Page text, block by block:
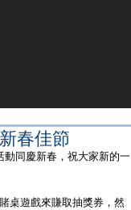
春佳節
動同慶新春，祝大家新的一
桌遊戲來賺取抽獎券，然